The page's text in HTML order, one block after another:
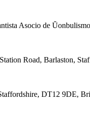
Asocio de
Road, Barlaston,
DT12 9DE,